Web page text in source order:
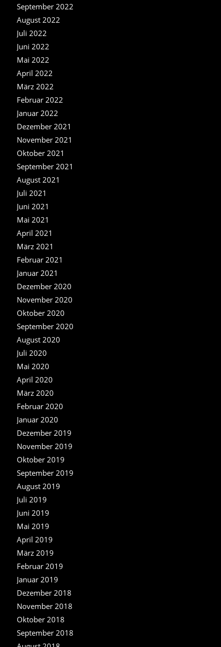
September 2022
August 2022
Juli 2022
Juni 2022
Mai 2022
April 2022
März 2022
Februar 2022
Januar 2022
Dezember 2021
November 2021
Oktober 2021
September 2021
August 2021
Juli 2021
Juni 2021
Mai 2021
April 2021
März 2021
Februar 2021
Januar 2021
Dezember 2020
November 2020
Oktober 2020
September 2020
August 2020
Juli 2020
Mai 2020
April 2020
März 2020
Februar 2020
Januar 2020
Dezember 2019
November 2019
Oktober 2019
September 2019
August 2019
Juli 2019
Juni 2019
Mai 2019
April 2019
März 2019
Februar 2019
Januar 2019
Dezember 2018
November 2018
Oktober 2018
September 2018